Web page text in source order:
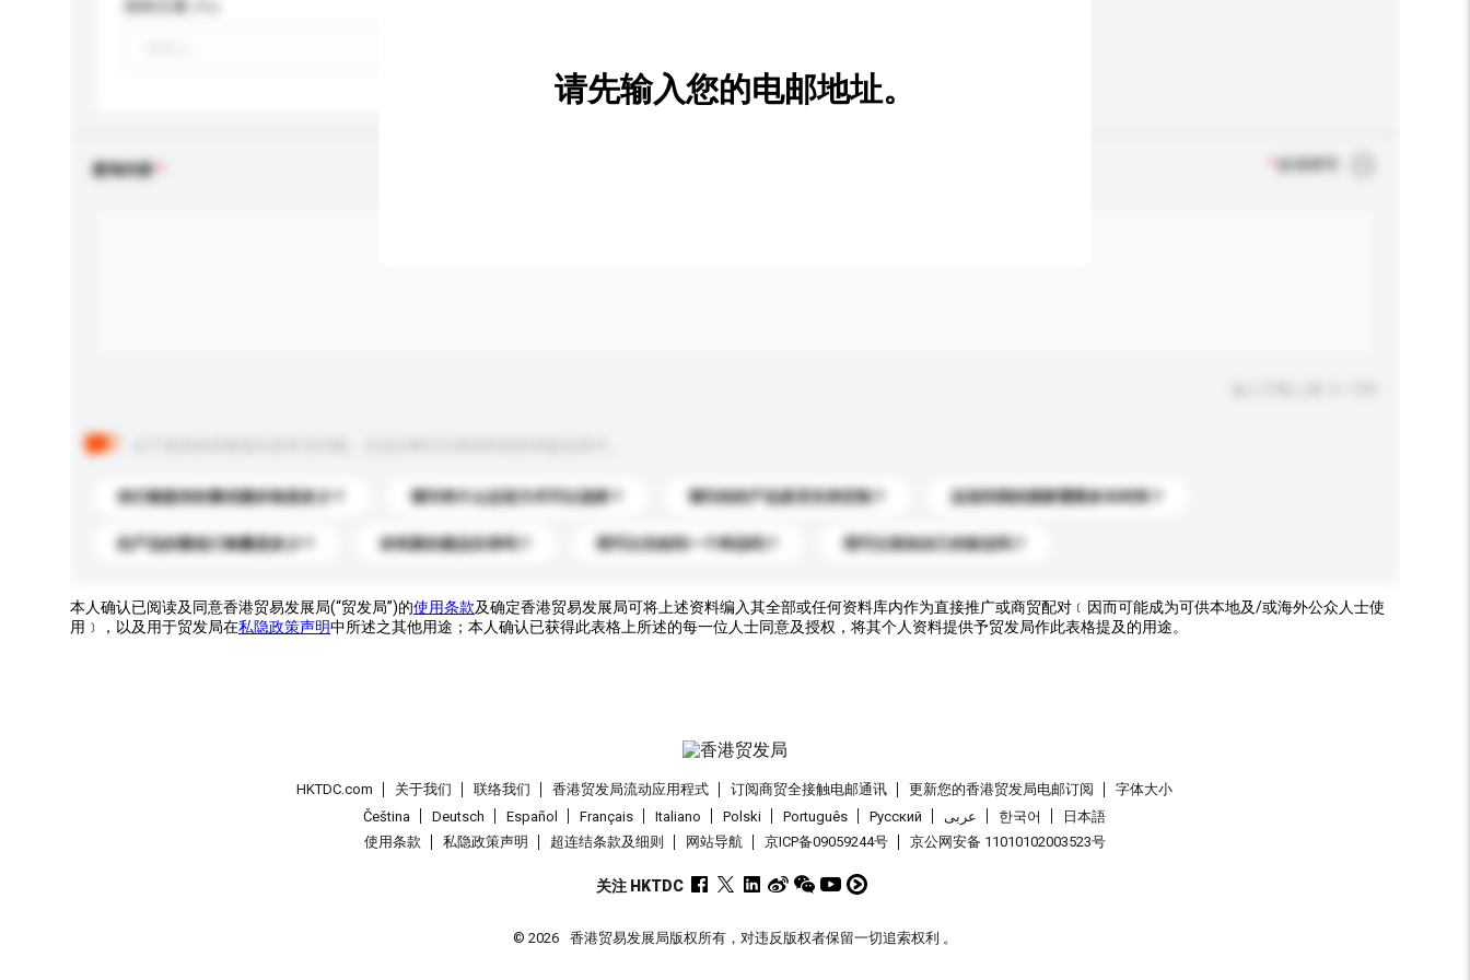
酒精含量 (%)
查询内容 必须填写
你们能提供的最优惠价格是多少？ 请问有什么运送方式可以选择？ 请问你的产品是否支持定制？ 运送到我的国家需要多长时间？
此产品的最低订购量是多少？ 你有新的產品目录吗？ 我可以先收到一个样品吗？ 我可以添加自己的标志吗？
请先输入您的电邮地址。
本人确认已阅读及同意香港贸易发展局(“贸发局”)的使用条款及确定香港贸易发展局可将上述资料编入其全部或任何资料库内作为直接推广或商贸配对﹝因而可能成为可供本地及/或海外公众人士使
用﹞，以及用于贸发局在私隐政策声明中所述之其他用途；本人确认已获得此表格上所述的每一位人士同意及授权，将其个人资料提供予贸发局作此表格提及的用途。
HKTDC.com 关于我们 联络我们 香港贸发局流动应用程式 订阅商贸全接触电邮通讯 更新您的香港贸发局电邮订阅
字体大小
Čeština
Deutsch Español Français Italiano Polski Português Pусский عربى 한국어
日本語
使用条款
私隐政策声明 超连结条款及细则 网站导航 京ICP备09059244号 京公网安备 11010102003523号
关注 HKTDC
© 2026 香港贸易发展局版权所有，对违反版权者保留一切追索权利 。